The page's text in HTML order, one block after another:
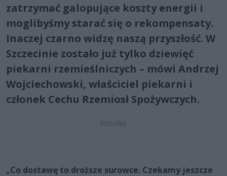
zatrzymać galopujące koszty energii i
moglibyśmy starać się o rekompensaty.
Inaczej czarno widzę naszą przyszłość. W
Szczecinie zostało już tylko dziewięć
piekarni rzemieślniczych – mówi Andrzej
Wojciechowski, właściciel piekarni i
członek Cechu Rzemiosł Spożywczych.
„Co dostawę to droższe surowce. Czekamy jeszcze